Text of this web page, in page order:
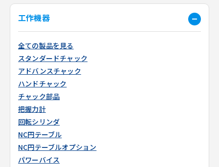
工作機器
全ての製品を見る
スタンダードチャック
アドバンスチャック
ハンドチャック
チャック部品
把握力計
回転シリンダ
NC円テーブル
NC円テーブルオプション
パワーバイス